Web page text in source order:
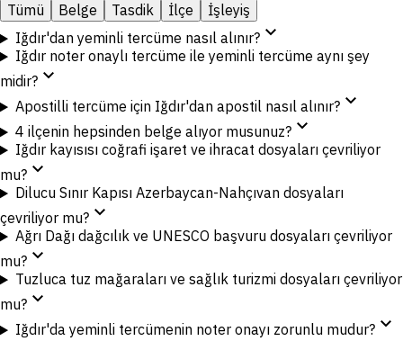
Tümü Belge Tasdik İlçe
İşleyiş
Iğdır'dan yeminli tercüme nasıl alınır?expand_more
Iğdır noter onaylı tercüme ile yeminli tercüme aynı şey
midir? expand_more
Apostilli tercüme için Iğdır'dan apostil nasıl alınır?expand_more
4 ilçenin hepsinden belge alıyor musunuz?expand_more
Iğdır kayısısı coğrafi işaret ve ihracat dosyaları çevriliyor
mu? expand_more
Dilucu Sınır Kapısı Azerbaycan-Nahçıvan dosyaları
çevriliyor mu? expand_more
Ağrı Dağı dağcılık ve UNESCO başvuru dosyaları çevriliyor
mu? expand_more
Tuzluca tuz mağaraları ve sağlık turizmi dosyaları çevriliyor
mu? expand_more
Iğdır'da yeminli tercümenin noter onayı zorunlu mudur?expand_more